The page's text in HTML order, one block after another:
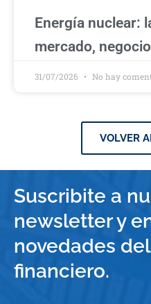
Energía nuclear:
mercado,
31/07/2026 No hay
VOLVER
Suscribite a
newsletter y
novedades
financiero.